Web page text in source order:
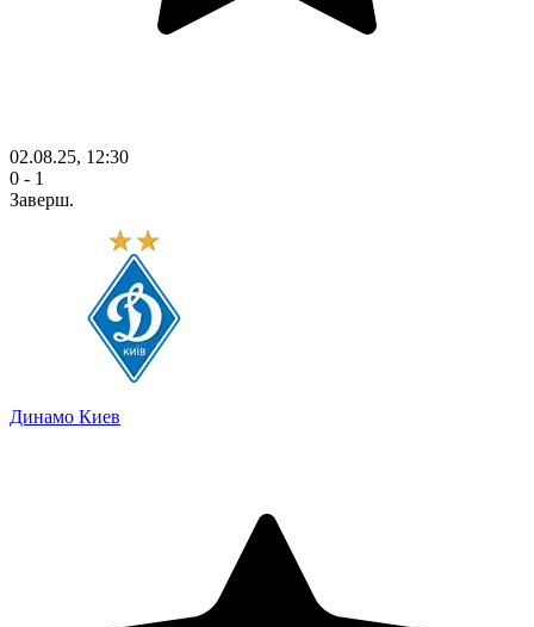
02.08.25, 12:30
0 - 1
Заверш.
Динамо Киев